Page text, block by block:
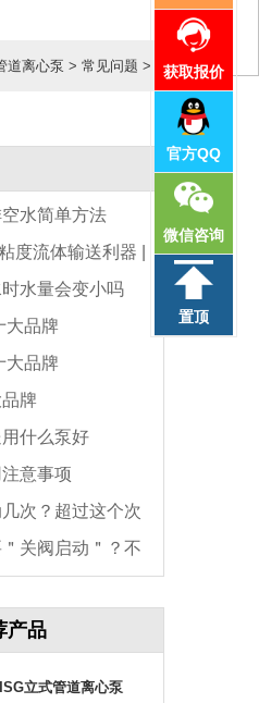
获取报价
官方QQ
微信咨询
置顶
道离心泵 >常见问题 >
水简单方法
度流体输送利器 |
水量会变小吗
大品牌
大品牌
牌
什么泵好
意事项
次？超过这个次
关阀启动＂？不
产品
ISG立式管道离心泵